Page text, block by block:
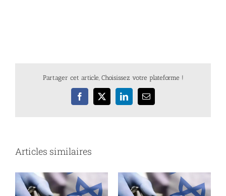
Partager cet article, Choisissez votre plateforme !
Facebook
X LinkedInEmail
Articles similaires